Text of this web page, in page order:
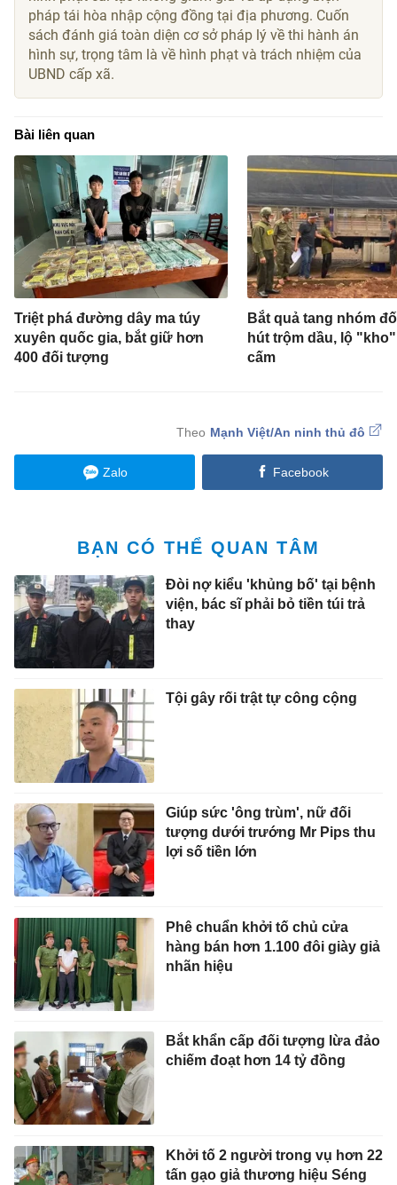
pháp tái hòa nhập cộng đồng tại địa phương. Cuốn
sách đánh giá toàn diện cơ sở pháp lý về thi hành án
hình sự, trọng tâm là về hình phạt và trách nhiệm của
UBND cấp xã.
Bài liên quan
Triệt phá đường dây ma túy
xuyên quốc gia, bắt giữ hơn
400 đối tượng
Bắt quả tang nhóm
hút trộm dầu, lộ
cấm
Mạnh Việt/An ninh thủ đô
Zalo Facebook
BẠN CÓ THỂ QUAN TÂM
Đòi nợ kiểu 'khủng bố' tại bệnh
viện, bác sĩ phải bỏ tiền túi trả
thay
Tội gây rối trật tự công cộng
Giúp sức 'ông trùm', nữ đối
tượng dưới trướng Mr Pips thu
lợi số tiền lớn
Phê chuẩn khởi tố chủ cửa
hàng bán hơn 1.100 đôi giày giả
nhãn hiệu
Bắt khẩn cấp đối tượng lừa đảo
chiếm đoạt hơn 14 tỷ đồng
Khởi tố 2 người trong vụ hơn 22
tấn gạo giả thương hiệu Séng